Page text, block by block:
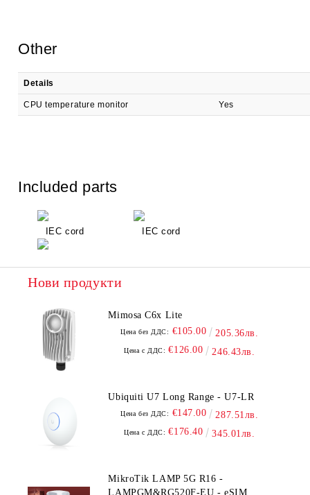
Other
Details
CPU temperature monitor Yes
Included parts
IEC cord IEC cord
Нови продукти
Mimosa C6x Lite
Цена без ДДС: €105.00 205.36лв.
Цена с ДДС: €126.00 246.43лв.
Ubiquiti U7 Long Range - U7-LR
Цена без ДДС: €147.00 287.51лв.
Цена с ДДС: €176.40 345.01лв.
MikroTik LAMP 5G R16 -
LAMPGM&RG520F-EU - eSIM